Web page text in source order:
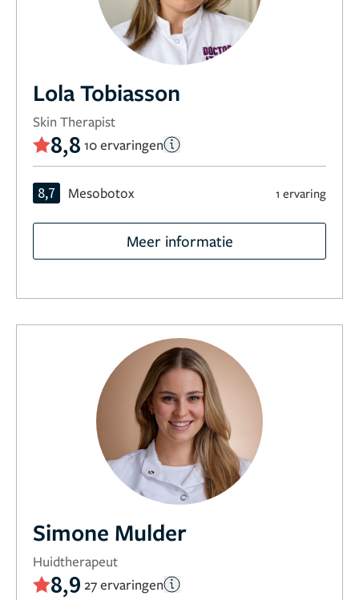
Lola Tobiasson
Skin Therapist
8,8 10 ervaringen
8,7 Mesobotox 1 ervaring
Meer informatie
Simone Mulder
Huidtherapeut
8,9 27 ervaringen